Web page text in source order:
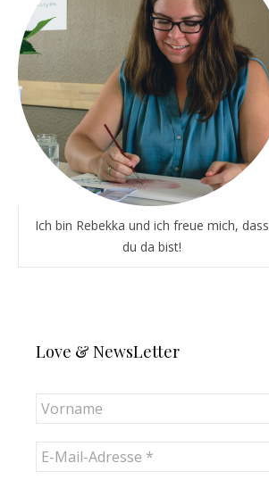
Ich bin Rebekka und ich freue mich, dass
du da bist!
Love & NewsLetter